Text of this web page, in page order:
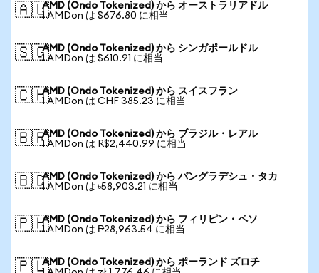
🇦🇺AMD (Ondo Tokenized) から オーストラリアドル
1 AMDon は $676.80 に相当
🇸🇬AMD (Ondo Tokenized) から シンガポールドル
1 AMDon は $610.91 に相当
🇨🇭AMD (Ondo Tokenized) から スイスフラン
1 AMDon は CHF 385.23 に相当
🇧🇷AMD (Ondo Tokenized) から ブラジル・レアル
1 AMDon は R$2,440.99 に相当
🇧🇩AMD (Ondo Tokenized) から バングラデシュ・タカ
1 AMDon は ৳58,903.21 に相当
🇵🇭AMD (Ondo Tokenized) から フィリピン・ペソ
1 AMDon は ₱28,963.54 に相当
🇵🇱AMD (Ondo Tokenized) から ポーランド ズロチ